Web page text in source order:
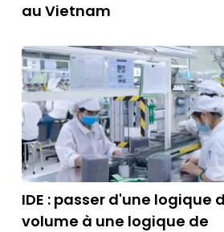
au Vietnam
IDE : passer d'une logique
volume à une logique de